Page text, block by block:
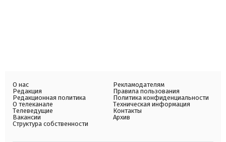
О нас
Редакция
Редакционная политика
О телеканале
Телеведущие
Вакансии
Структура собственности
Рекламодателям
Правила пользования
Политика конфиденциальности
Техническая информация
Контакты
Архив